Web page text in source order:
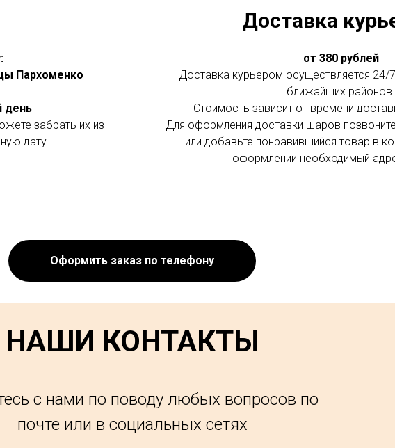
Пархоменко
день
забрать их из
дату.
Доставка
от 380 рублей
Доставка курьером осуществляется 24/
ближайших районов.
Стоимость зависит от времени
Для оформления доставки шаров
или добавьте понравившийся товар в
оформлении необходимый
Оформить заказ по телефону
НАШИ КОНТАКТЫ
с нами по поводу любых вопросов по
почте или в социальных сетях